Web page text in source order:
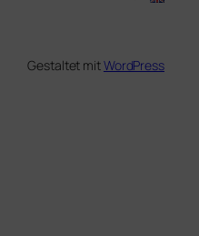
Gestaltet mitWordPress